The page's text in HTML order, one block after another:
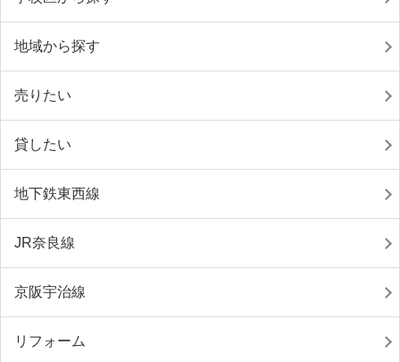
地域から探す
売りたい
貸したい
地下鉄東西線
JR奈良線
京阪宇治線
リフォーム